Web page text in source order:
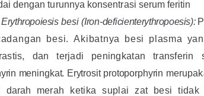
dengan turunnya konsentrasi serum feritin
Erythropoiesis besi (Iron-deficienterythropoesis):
besi.Akibatnya besi plasma
dan terjadi peningkatan transferin
meningkat. Erytrosit protoporphyrin
darah merah ketika suplai zat besi tidak